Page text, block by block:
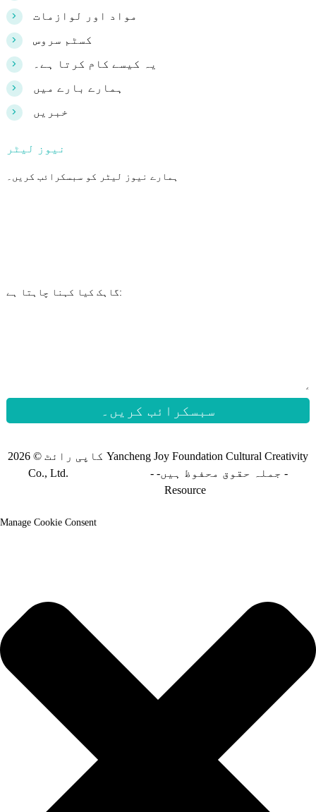
> مواد اور لوازمات
> کسٹم سروس
> یہ کیسے کام کرتا ہے۔
> ہمارے بارے میں
> خبریں
نیوز لیٹر
ہمارے نیوز لیٹر کو سبسکرائب کریں۔
گاہک کیا کہنا چاہتا ہے:
سبسکرائب کریں۔
کاپی رائٹ © 2026 Yancheng Joy Foundation Cultural Creativity
Co., Ltd. جملہ حقوق محفوظ ہیں- - -
Resource
Manage Cookie Consent